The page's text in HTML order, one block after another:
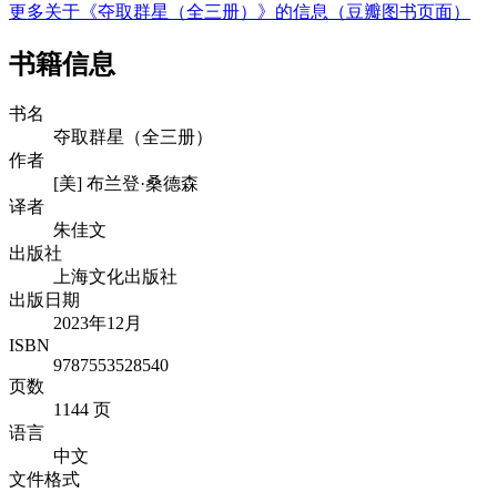
更多关于《夺取群星（全三册）》的信息（豆瓣图书页面）
书籍信息
书名
夺取群星（全三册）
作者
[美] 布兰登·桑德森
译者
朱佳文
出版社
上海文化出版社
出版日期
2023年12月
ISBN
9787553528540
页数
1144 页
语言
中文
文件格式